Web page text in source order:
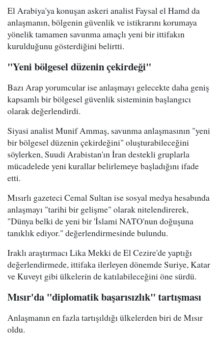
El Arabiya'ya konuşan askeri analist Faysal el Hamd da
anlaşmanın, bölgenin güvenlik ve istikrarını korumaya
yönelik tamamen savunma amaçlı yeni bir ittifakın
kurulduğunu gösterdiğini belirtti.
"Yeni bölgesel düzenin çekirdeği"
Bazı Arap yorumcular ise anlaşmayı gelecekte daha geniş
kapsamlı bir bölgesel güvenlik sisteminin başlangıcı
olarak değerlendirdi.
Siyasi analist Munif Ammaş, savunma anlaşmasının "yeni
bir bölgesel düzenin çekirdeğini" oluşturabileceğini
söylerken, Suudi Arabistan'ın İran destekli gruplarla
mücadelede yeni kurallar belirlemeye başladığını ifade
etti.
Mısırlı gazeteci Cemal Sultan ise sosyal medya hesabında
anlaşmayı "tarihi bir gelişme" olarak nitelendirerek,
"Dünya belki de yeni bir 'İslami NATO'nun doğuşuna
tanıklık ediyor." değerlendirmesinde bulundu.
Iraklı araştırmacı Lika Mekki de El Cezire'de yaptığı
değerlendirmede, ittifaka ilerleyen dönemde Suriye, Katar
ve Kuveyt gibi ülkelerin de katılabileceğini öne sürdü.
Mısır'da "diplomatik başarısızlık" tartışması
Anlaşmanın en fazla tartışıldığı ülkelerden biri de Mısır
oldu.